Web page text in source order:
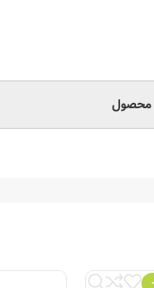
ورق آهن و بدنه‌ی قسمت
محصول